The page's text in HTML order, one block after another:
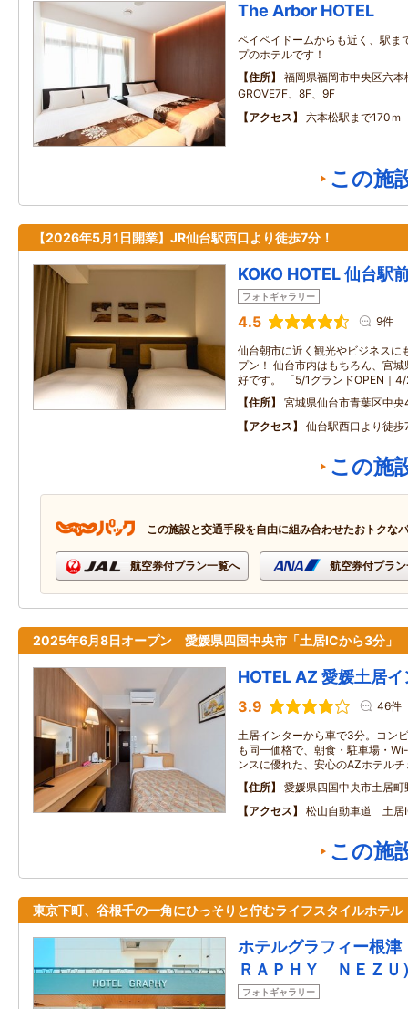
The Arbor HOTEL
ペイペイドームからも近く、駅ま
プのホテルです！
住所
福岡県福岡市中央区六
GROVE7F、8F、9F
アクセス
六本松駅まで170ｍ
この施
【2026年5月1日開業】JR仙台駅西口より徒歩7分！
KOKO HOTEL 仙台駅
フォトギャラリー
4.5 9件
仙台朝市に近く観光やビジネスに
プン！ 仙台市内はもちろん、宮
好です。 「5/1グランドOPEN｜
住所
宮城県仙台市青葉区中
アクセス
仙台駅西口より徒歩
この施
この施設と交通手段を自由に組み合わせたおトクな
航空券付プラン一覧へ 航空券付プラ
2025年6月8日オープン 愛媛県四国中央市「土居ICから3分」
HOTEL AZ 愛媛土居
3.9 46件
土居インターから車で3分。コン
も同一価格で、朝食・駐車場・
ンスに優れた、安心のAZホテル
住所
愛媛県四国中央市土居
アクセス
松山自動車道 土居
この施
東京下町、谷根千の一角にひっそりと佇むライフスタイルホテル
ホテルグラフィー根
ＲＡＰＨＹ ＮＥＺＵ
フォトギャラリー